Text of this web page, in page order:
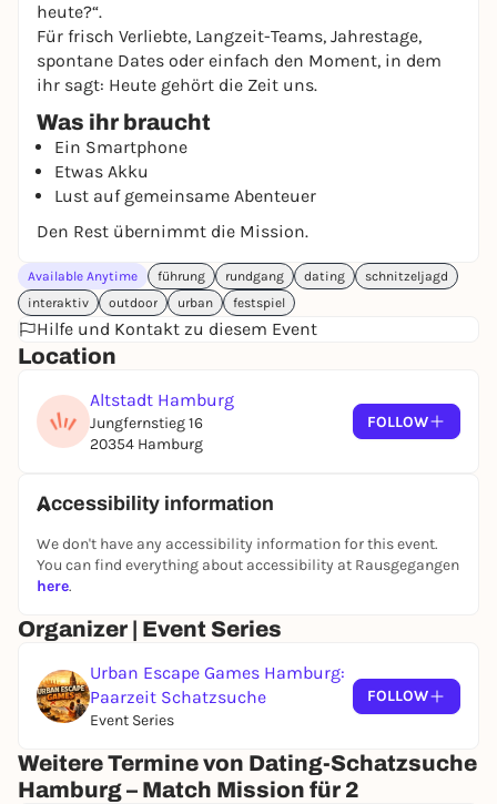
heute?“.
Für frisch Verliebte, Langzeit-Teams, Jahrestage,
spontane Dates oder einfach den Moment, in dem
ihr sagt: Heute gehört die Zeit uns.
Was ihr braucht
Ein Smartphone
Etwas Akku
Lust auf gemeinsame Abenteuer
Den Rest übernimmt die Mission.
Available Anytime führung rundgang dating
schnitzeljagd
interaktiv
outdoor urban festspiel
Hilfe und Kontakt zu diesem Event
Location
Altstadt Hamburg
Jungfernstieg 16
20354 Hamburg
FOLLOW
Accessibility information
We don't have any accessibility information for this event.
You can find everything about accessibility at Rausgegangen
here.
Organizer | Event Series
Urban Escape Games Hamburg:
Paarzeit Schatzsuche
Event Series
FOLLOW
Weitere Termine von Dating-Schatzsuche
Hamburg – Match Mission für 2